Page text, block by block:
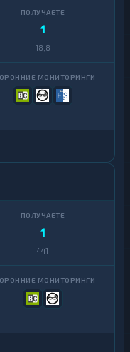
1
18,8
1
441